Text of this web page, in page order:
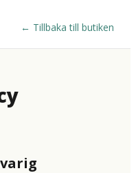
← Tillbaka till butiken